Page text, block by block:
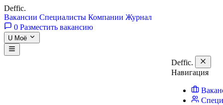
Deffic.
Вакансии Специалисты Компании Журнал
0 Разместить вакансию
U Моё
Deffic.
Навигация